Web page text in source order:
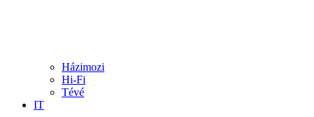
Házimozi
Hi-Fi
Tévé
IT